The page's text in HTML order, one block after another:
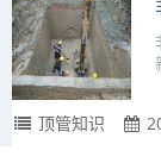
顶管知识